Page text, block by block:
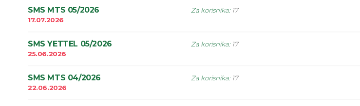
SMS MTS 05/2026
17.07.2026
Za korisnika: 17
SMS YETTEL 05/2026
25.06.2026
Za korisnika: 17
SMS MTS 04/2026
22.06.2026
Za korisnika: 17